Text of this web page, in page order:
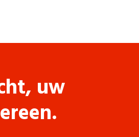
uw